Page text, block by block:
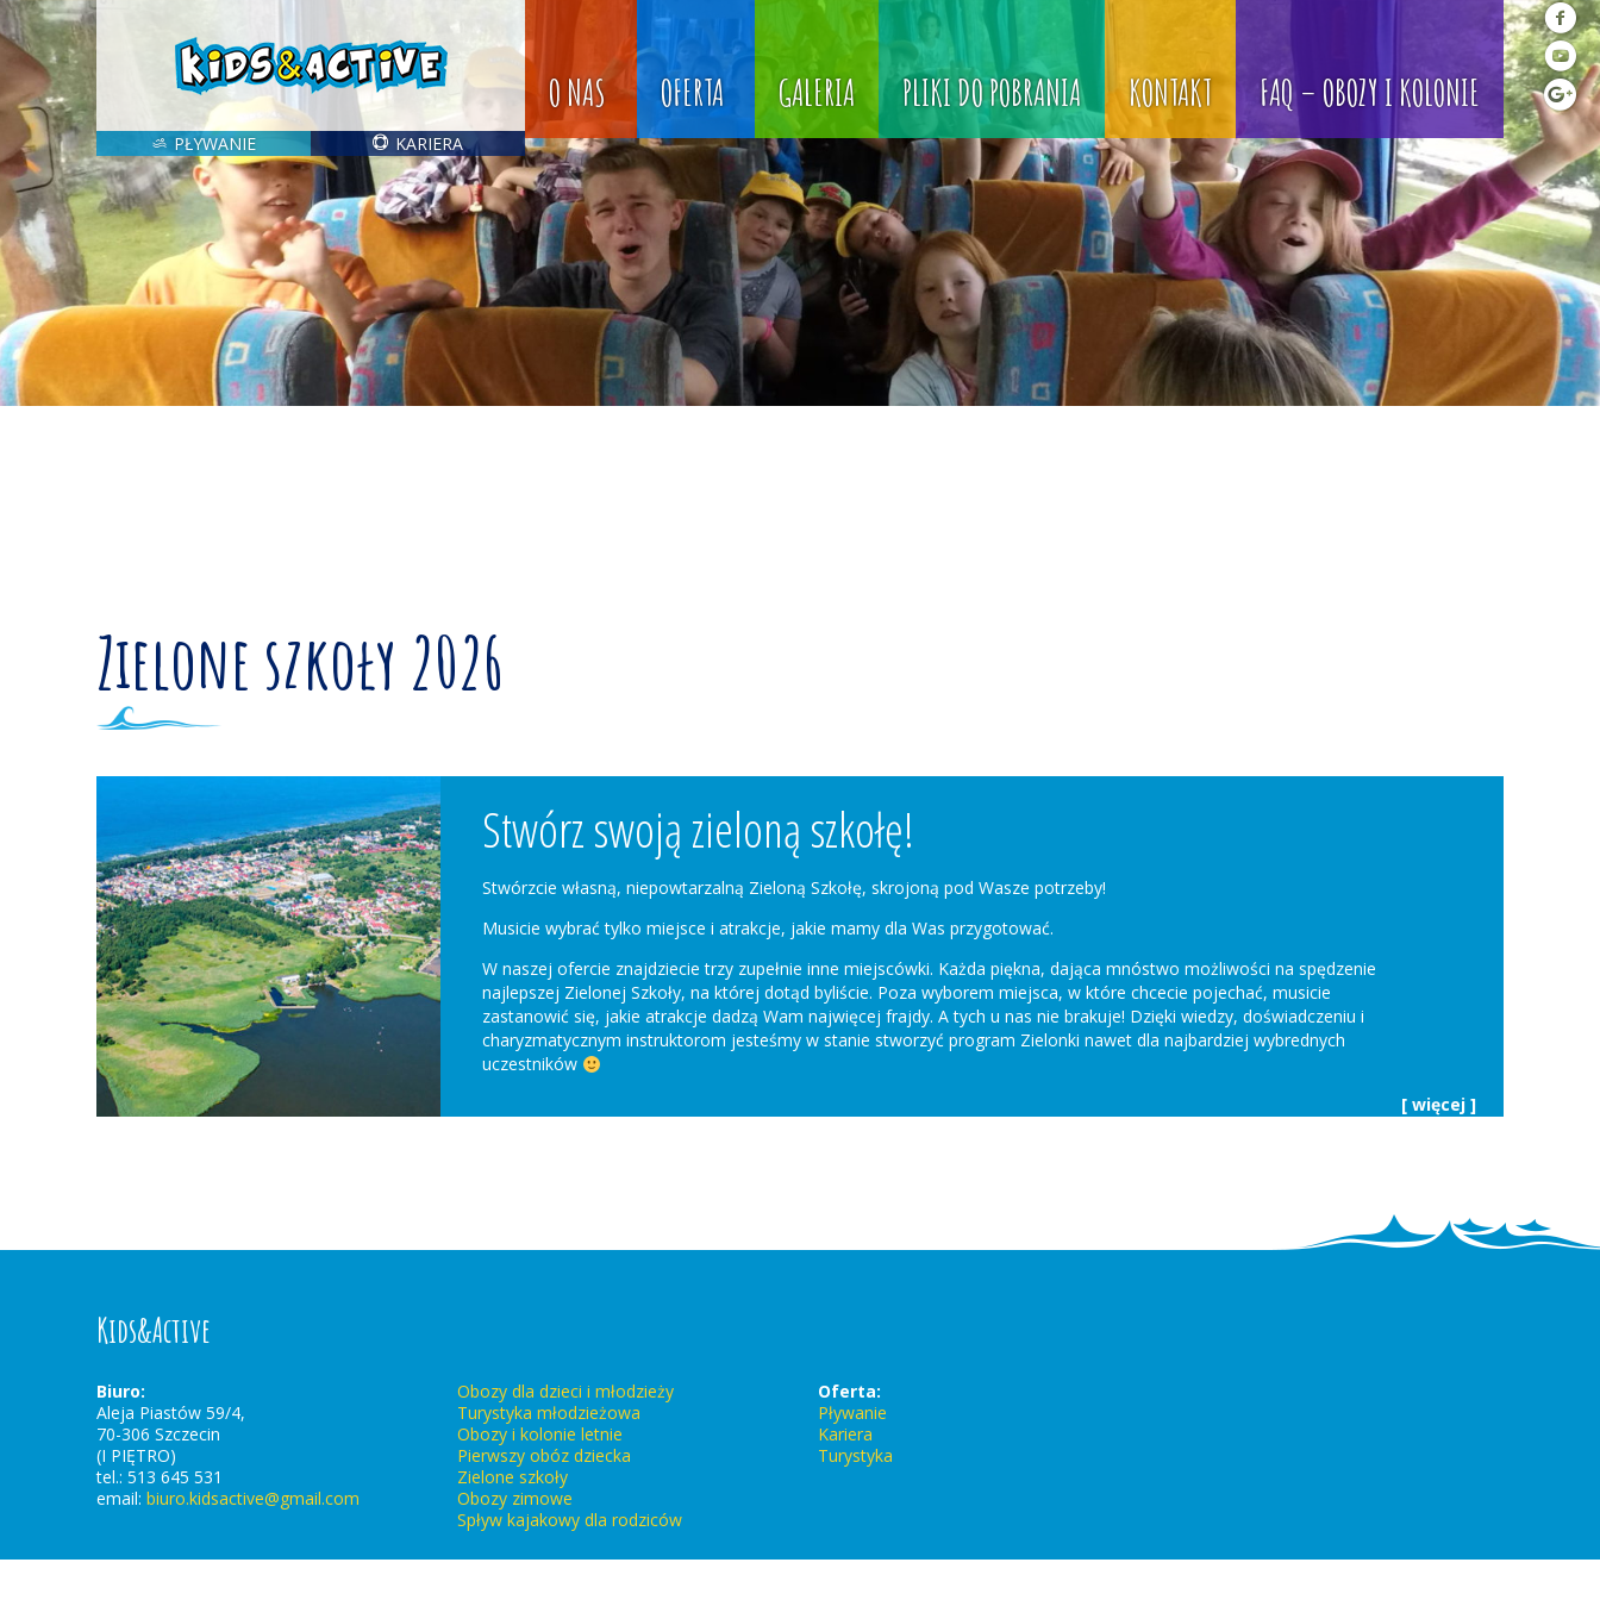
O NAS OFERTA GALERIA PLIKI DO POBRANIA KONTAKT FAQ – OBOZY I KOLONIE
PŁYWANIE KARIERA
Zielone szkoły 2026
Stwórz swoją zieloną szkołę!
Stwórzcie własną, niepowtarzalną Zieloną Szkołę, skrojoną pod Wasze potrzeby!
Musicie wybrać tylko miejsce i atrakcje, jakie mamy dla Was przygotować.
W naszej ofercie znajdziecie trzy zupełnie inne miejscówki. Każda piękna, dająca mnóstwo możliwości na spędzenie
najlepszej Zielonej Szkoły, na której dotąd byliście. Poza wyborem miejsca, w które chcecie pojechać, musicie
zastanowić się, jakie atrakcje dadzą Wam najwięcej frajdy. A tych u nas nie brakuje! Dzięki wiedzy, doświadczeniu i
charyzmatycznym instruktorom jesteśmy w stanie stworzyć program Zielonki nawet dla najbardziej wybrednych
uczestników
[ więcej ]
Kids&Active
Biuro:
Aleja Piastów 59/4,
70-306 Szczecin
(I PIĘTRO)
tel.: 513 645 531
email: biuro.kidsactive@gmail.com
Obozy dla dzieci i młodzieży
Turystyka młodzieżowa
Obozy i kolonie letnie
Pierwszy obóz dziecka
Zielone szkoły
Obozy zimowe
Spływ kajakowy dla rodziców
Oferta:
Pływanie
Kariera
Turystyka